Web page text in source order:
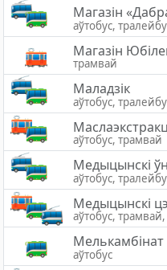
Магазін
аўтобус,
Магазін
трамвай
Маладзік
аўтобус,
аўтобус, трамвай
Медыцынскі
аўтобус,
Медыцынскi
аўтобус,
Мелькамбінат
аўтобус